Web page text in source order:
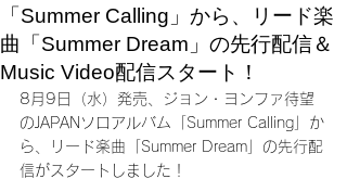
「Summer Calling」から、リード楽
曲「Summer Dream」の先行配信＆
Music Video配信スタート！
8月9日（水）発売、ジョン・ヨンファ待望
のJAPANソロアルバム「Summer Calling」か
ら、リード楽曲「Summer Dream」の先行配
信がスタートしました！